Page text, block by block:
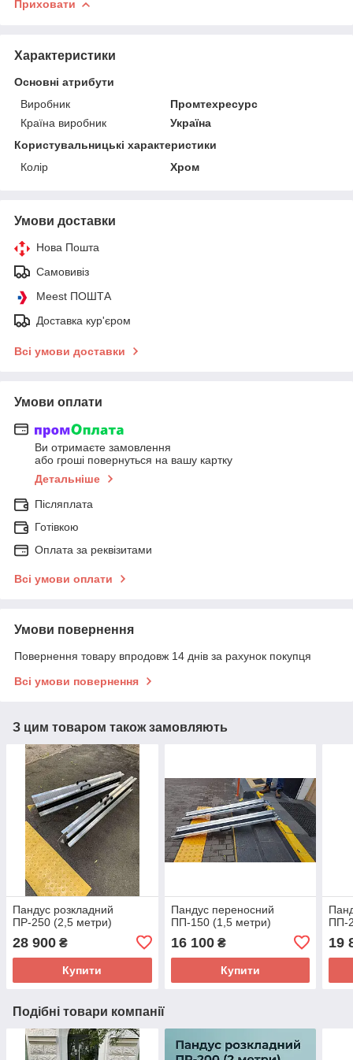
Приховати
Характеристики
Основні атрибути
Виробник
Промтехресурс
Країна виробник
Україна
Користувальницькі характеристики
Колір
Хром
Умови доставки
Нова Пошта
Самовивіз
Meest ПОШТА
Доставка кур'єром
Всі умови доставки
Умови оплати
Ви отримаєте замовлення
або гроші повернуться на вашу картку
Детальніше
Післяплата
Готівкою
Оплата за реквізитами
Всі умови оплати
Умови повернення
Повернення товару впродовж 14 днів за рахунок покупця
Всі умови повернення
З цим товаром також замовляють
Пандус розкладний
ПР-250 (2,5 метри)
28 900 ₴
Купити
Пандус переносний
ПП-150 (1,5 метри)
16 100₴
Купити
ПП-
19
Подібні товари компанії